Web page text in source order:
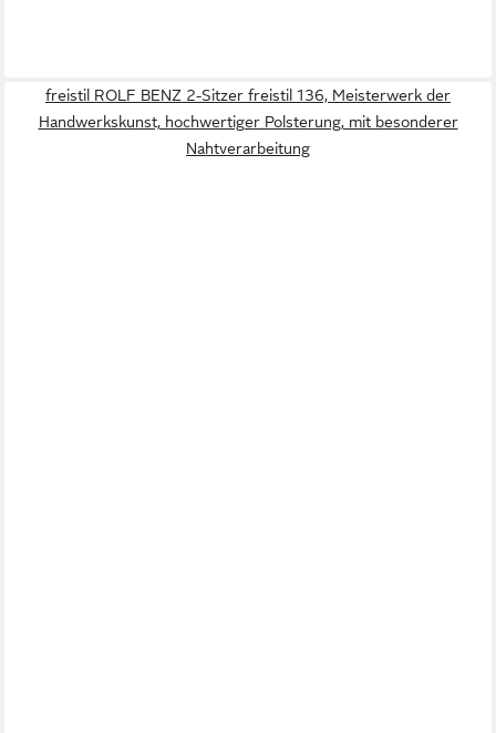
freistil ROLF BENZ 2-Sitzer freistil 136, Meisterwerk der
Handwerkskunst, hochwertiger Polsterung, mit besonderer
Nahtverarbeitung